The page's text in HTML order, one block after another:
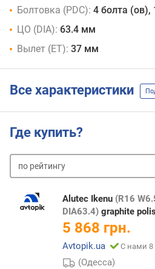
Болтовка (PDC): 4 болта
ЦО (DIA): 63.4 мм
Вылет (ET): 37 мм
Все характеристики
Где купить?
по
рейтингу от
дорогим
Alutec Ikenu (R16
DIA63.4) graphite
5 868 грн.
Avtopik.ua С нами 8
(Одесса)